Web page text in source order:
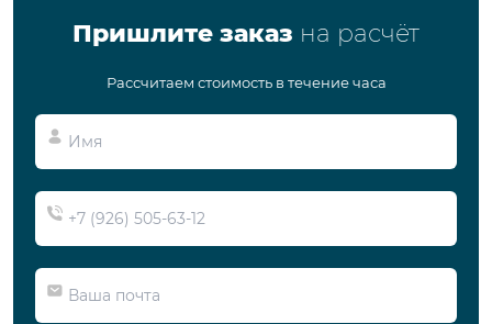
Пришлите заказ на расчёт
Рассчитаем стоимость в течение часа